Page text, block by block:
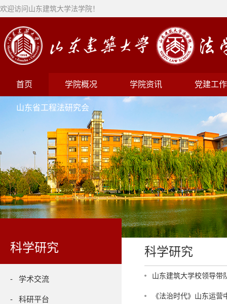
欢迎访问山东建筑大学法学院！
首页 学院概况 学院资讯 党建工作
山东省工程法研究会
科学研究
- 学术交流
- 科研平台
科学研究
山东建筑大学校领导带
《法治时代》山东运